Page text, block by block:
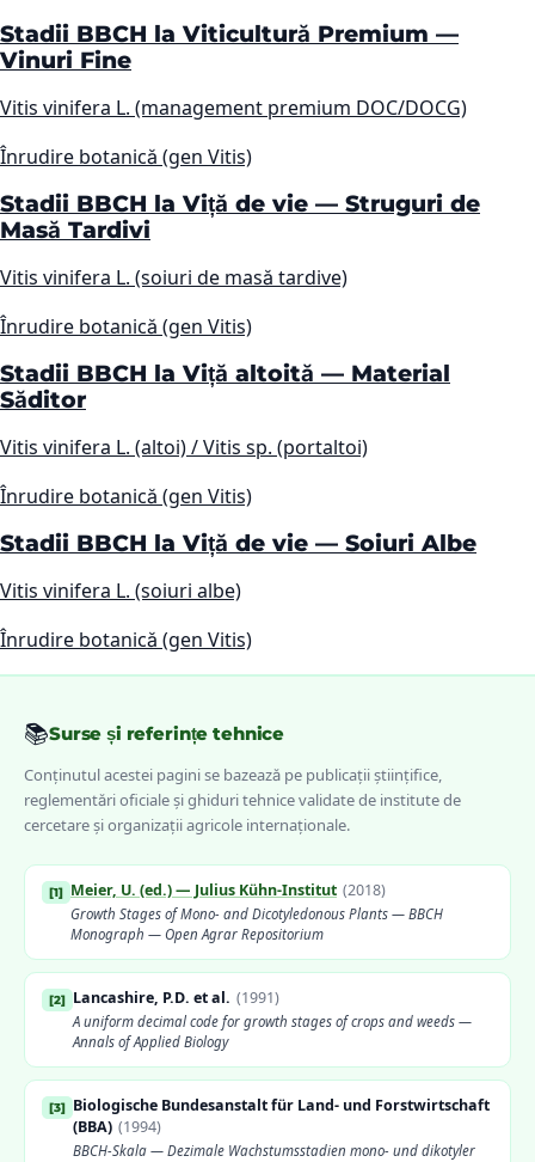
Stadii BBCH la Viticultură Premium —
Vinuri Fine
Vitis vinifera L. (management premium DOC/DOCG)
Înrudire botanică (gen Vitis)
Stadii BBCH la Viță de vie — Struguri de
Masă Tardivi
Vitis vinifera L. (soiuri de masă tardive)
Înrudire botanică (gen Vitis)
Stadii BBCH la Viță altoită — Material
Săditor
Vitis vinifera L. (altoi) / Vitis sp. (portaltoi)
Înrudire botanică (gen Vitis)
Stadii BBCH la Viță de vie — Soiuri Albe
Vitis vinifera L. (soiuri albe)
Înrudire botanică (gen Vitis)
📚Surse și referințe tehnice
Conținutul acestei pagini se bazează pe publicații științifice,
reglementări oficiale și ghiduri tehnice validate de institute de
cercetare și organizații agricole internaționale.
[1] Meier, U. (ed.) — Julius Kühn-Institut (2018)
Growth Stages of Mono- and Dicotyledonous Plants — BBCH
Monograph — Open Agrar Repositorium
[2] Lancashire, P.D. et al. (1991)
A uniform decimal code for growth stages of crops and weeds —
Annals of Applied Biology
[3] Biologische Bundesanstalt für Land- und Forstwirtschaft
(BBA) (1994)
BBCH-Skala — Dezimale Wachstumsstadien mono- und dikotyler